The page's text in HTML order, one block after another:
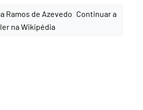
Continuar a
ler na Wikipédia